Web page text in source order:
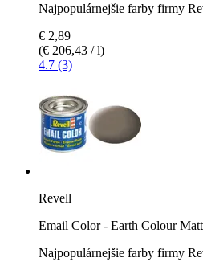
Najpopulárnejšie farby firmy
€ 2,89
(€ 206,43 / l)
4.7 (3)
Revell
Email Color - Earth Colour Matt
Najpopulárnejšie farby firmy